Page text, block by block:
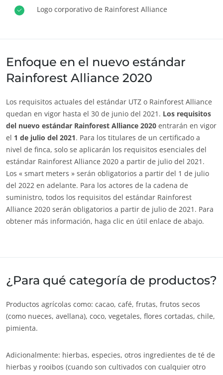
Comprometerse con nuestro medio ambiente
Logo corporativo de Rainforest Alliance
Enfoque en el nuevo estándar
Rainforest Alliance 2020
Los requisitos actuales del estándar UTZ o Rainforest Alliance
quedan en vigor hasta el 30 de junio del 2021. Los requisitos
del nuevo estándar Rainforest Alliance 2020 entrarán en vigor
el 1 de julio del 2021. Para los titulares de un certificado a
nivel de finca, solo se aplicarán los requisitos esenciales del
estándar Rainforest Alliance 2020 a partir de julio del 2021.
Los « smart meters » serán obligatorios a partir del 1 de julio
del 2022 en adelante. Para los actores de la cadena de
suministro, todos los requisitos del estándar Rainforest
Alliance 2020 serán obligatorios a partir de julio de 2021. Para
obtener más información, haga clic en útil enlace de abajo.
¿Para qué categoría de productos?
Productos agrícolas como: cacao, café, frutas, frutos secos
(como nueces, avellana), coco, vegetales, flores cortadas, chile,
pimienta.
Adicionalmente: hierbas, especies, otros ingredientes de té de
hierbas y rooibos (cuando son cultivados con cualquier otro